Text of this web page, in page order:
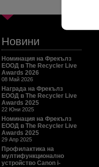
Новини
Номинация на Фрекълз
ЕООД в The Recycler Live
Awards 2026
08 Май 2026
Награда на Фрекълз
ЕООД в The Recycler Live
Awards 2025
22 Юни 2025
Номинация на Фрекълз
ЕООД в The Recycler Live
Awards 2025
29 Апр 2025
Профилактика на
мултифункционално
устройство Canon i-